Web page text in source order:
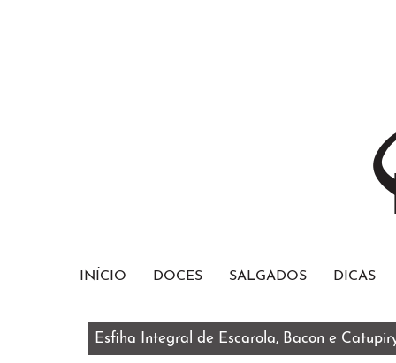
INÍCIO DOCES SALGADOS DICAS
Esfiha Integral de Escarola, Bacon e